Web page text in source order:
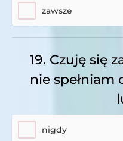
zawsze
19. Czuję się
nie spełniam
nigdy